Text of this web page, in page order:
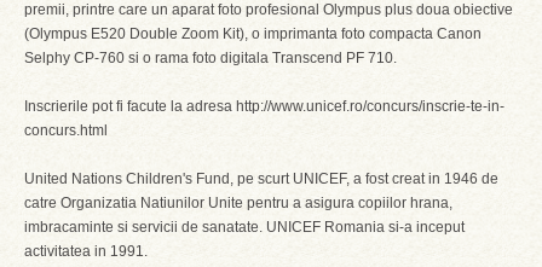
premii, printre care un aparat foto profesional Olympus plus doua obiective
(Olympus E520 Double Zoom Kit), o imprimanta foto compacta Canon
Selphy CP-760 si o rama foto digitala Transcend PF 710.
Inscrierile pot fi facute la adresa http://www.unicef.ro/concurs/inscrie-te-in-
concurs.html
United Nations Children's Fund, pe scurt UNICEF, a fost creat in 1946 de
catre Organizatia Natiunilor Unite pentru a asigura copiilor hrana,
imbracaminte si servicii de sanatate. UNICEF Romania si-a inceput
activitatea in 1991.